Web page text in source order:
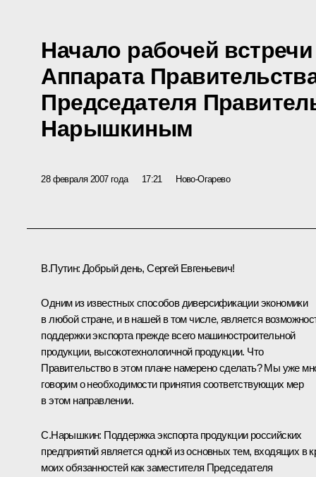
Начало рабочей
Аппарата
Председателя
Нарышкиным
28 февраля 2007 года 17:21 Ново-Огарево
В.Путин: Добрый день, Сергей Евгеньевич!
Одним из известных способов диверсификации экономики
в любой стране, и в нашей в том числе, является
поддержки экспорта прежде всего машиностроительной
продукции, высокотехнологичной продукции. Что
Правительство в этом плане намерено сделать? Мы уже
говорим о необходимости принятия соответствующих мер
в этом направлении.
С.Нарышкин: Поддержка экспорта продукции российских
предприятий является одной из основных тем, входящих в
моих обязанностей как заместителя Председателя